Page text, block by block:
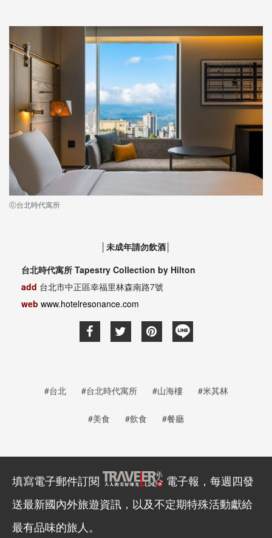
ⓒ台北時代寓所
│未成年請勿飲酒│
台北時代寓所 Tapestry Collection by Hilton
add 台北市中正區幸福里林森南路7號
web www.hotelresonance.com
#台北 #台北時代寓所 #山海樓 #米其林
#美食 #飲食 #餐廳
填寫電子郵件訂閱
電子報，每週四發
送最新國內外旅遊資訊，以及不定期特殊活動獻給
最有品味的旅人。